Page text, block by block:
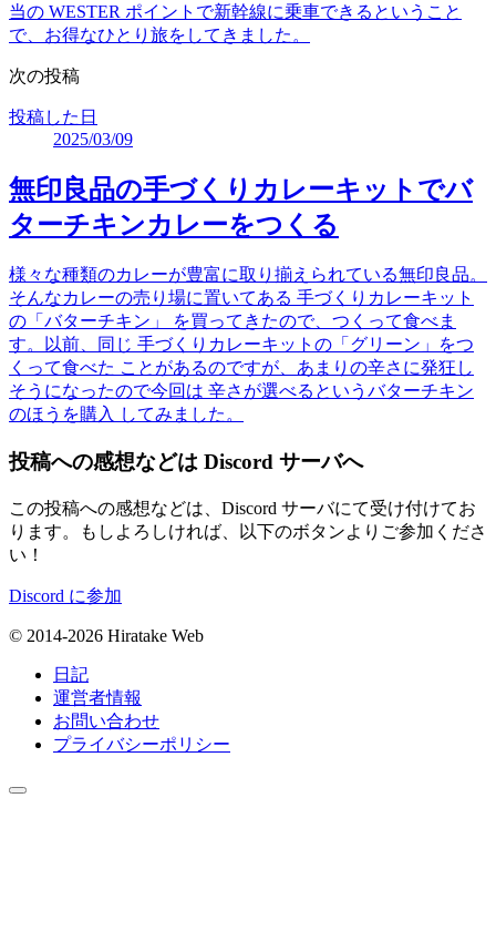
当の WESTER ポイントで新幹線に乗車できるということ
で、お得なひとり旅をしてきました。
次の投稿
投稿した日
2025/03/09
無印良品の手づくりカレーキットでバ
ターチキンカレーをつくる
様々な種類のカレーが豊富に取り揃えられている無印良品。
そんなカレーの売り場に置いてある 手づくりカレーキット
の「バターチキン」 を買ってきたので、つくって食べま
す。以前、同じ 手づくりカレーキットの「グリーン」をつ
くって食べた ことがあるのですが、あまりの辛さに発狂し
そうになったので今回は 辛さが選べるというバターチキン
のほうを購入 してみました。
投稿への感想などは Discord サーバへ
この投稿への感想などは、Discord サーバにて受け付けてお
ります。もしよろしければ、以下のボタンよりご参加くださ
い！
Discord に参加
© 2014-2026 Hiratake Web
日記
運営者情報
お問い合わせ
プライバシーポリシー